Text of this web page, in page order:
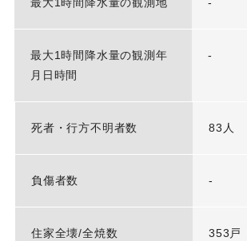
最大1時間降水量の観測年
月日時間
-
死者・行方不明者数 83人
負傷者数 -
住家全壊/全焼数 353戸